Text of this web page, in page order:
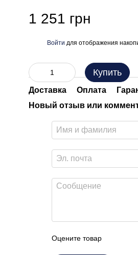
1 251 грн
Войти для отображения
Купить
Доставка Оплата
Новый отзыв или
Оцените товар